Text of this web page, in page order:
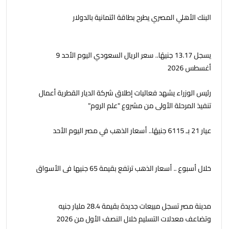
البنك الأهلي المصري يطرح بطاقة ائتمانية بالدولار
يسجل 13.17 جنيهًا.. سعر الريال السعودي اليوم الأحد 9
أغسطس 2026
رئيس الوزراء يشهد فعاليات إطلاق شركة الديار القطرية أعمال
تنفيذ المرحلة الأولى من مشروع "علم الروم"
عيار 21 بـ 6115 جنيهًا.. أسعار الذهب في مصر اليوم الأحد
خلال أسبوع .. أسعار الذهب ترتفع بقيمة 65 جنيها فى الأسواق
مدينة مصر تسجل مبيعات جديدة بقيمة 28.4 مليار جنيه
وتضاعف معدلات التسليم خلال النصف الأول من 2026